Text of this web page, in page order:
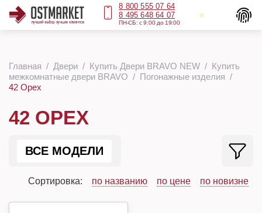
8 800 555 07 64
8 495 648 64 07
ПН-СБ: с 9:00 до 19:00
Главная Двери Купить Двери BRAVO NEW
Купить
межкомнатные двери BRAVO
Погонажные изделия
42 Орех
42 ОРЕХ
ВСЕ МОДЕЛИ
Сортировка: по названию по цене по новизне